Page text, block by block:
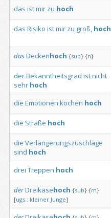
das istmir zu hoch
das Risiko istmir zu groß, hoch
dasDeckenhoch {sub} {n}
derBekanntheitsgrad istnicht
sehr hoch
die Emotionen kochen hoch
die Straße hoch
die Verlängerungszuschläge
sind hoch
drei Treppen hoch
derDreikäsehoch {sub} {m}
[ugs.: kleiner Junge]